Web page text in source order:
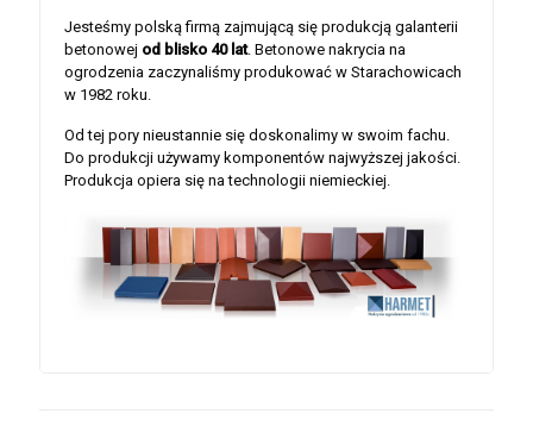
Jesteśmy polską firmą zajmującą się produkcją galanterii
betonowej od blisko 40 lat. Betonowe nakrycia na
ogrodzenia zaczynaliśmy produkować w Starachowicach
w 1982 roku.
Od tej pory nieustannie się doskonalimy w swoim fachu.
Do produkcji używamy komponentów najwyższej jakości.
Produkcja opiera się na technologii niemieckiej.